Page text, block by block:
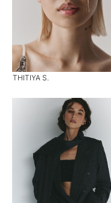
THITIYA S.